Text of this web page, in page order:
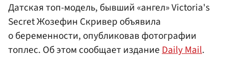
Датская топ-модель, бывший «ангел» Victoria's
Secret Жозефин Скривер объявила
о беременности, опубликовав фотографии
топлес. Об этом сообщает изданиеDaily Mail.